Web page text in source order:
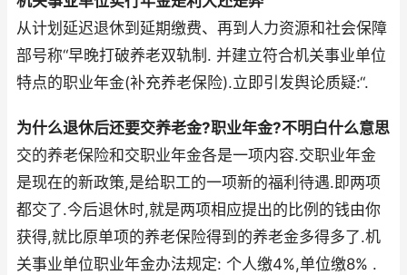
从计划延迟退休到延期缴费、再到人力资源和社会保障
部号称“早晚打破养老双轨制. 并建立符合机关事业单位
特点的职业年金(补充养老保险).立即引发舆论质疑:“.
为什么退休后还要交养老金?职业年金?不明白什么意思
交的养老保险和交职业年金各是一项内容.交职业年金
是现在的新政策,是给职工的一项新的福利待遇.即两项
都交了.今后退休时,就是两项相应提出的比例的钱由你
获得,就比原单项的养老保险得到的养老金多得多了.机
关事业单位职业年金办法规定: 个人缴4%,单位缴8% .